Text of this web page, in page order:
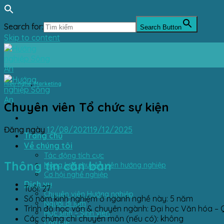
Search for: Search Button
Skip to content
Trang chủ
Về chúng tôi
Tác động tích cực
Mạng lưới chuyên viên hướng nghiệp
Cơ hội nghề nghiệp
Dịch vụ
Chuyên viên Hướng nghiệp
Người đi làm
Học sinh – Sinh viên
Hiểu nghề,Marketing
Chuyên viên Tổ chức sự kiện
Đăng ngày 12/08/202119/12/2025
Thông tin căn bản
Tuổi: 27
Số năm kinh nghiệm ở ngành nghề này: 5 năm
Trình độ học vấn & chuyên ngành: Đại học Văn hóa –
Các chứng chỉ chuyên môn (nếu có): không